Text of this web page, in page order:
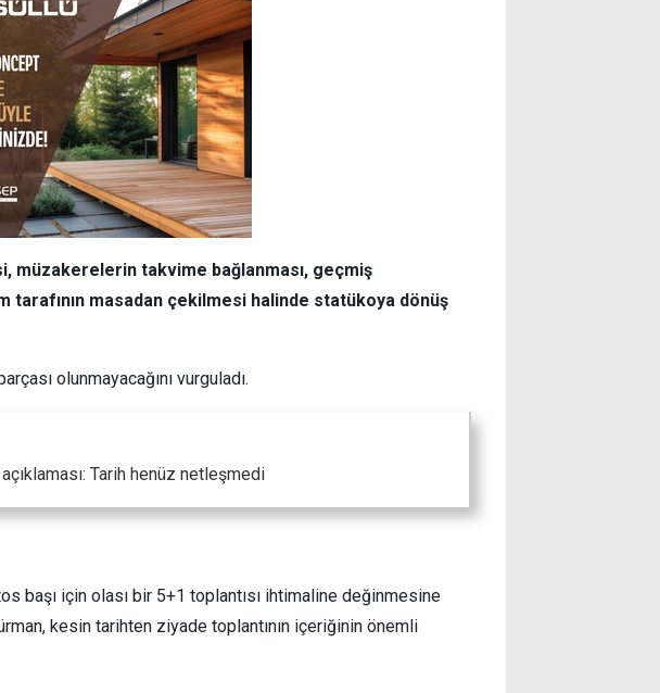
müzakerelerin takvime bağlanması, geçmiş
tarafının masadan çekilmesi halinde statükoya dönüş
olunmayacağını vurguladı.
Tarih henüz netleşmedi
başı için olası bir 5+1 toplantısı ihtimaline değinmesine
kesin tarihten ziyade toplantının içeriğinin önemli